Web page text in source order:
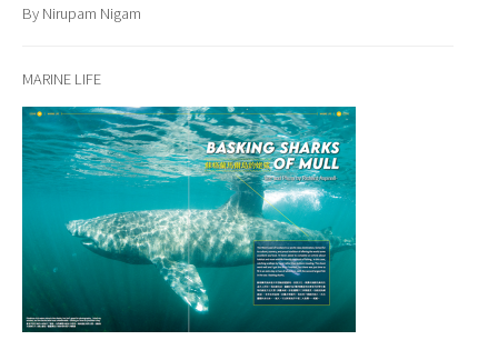
By Nirupam Nigam
MARINE LIFE